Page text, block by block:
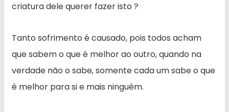
criatura dele querer fazer isto ?
Tanto sofrimento é causado, pois todos acham
que sabem o que é melhor ao outro, quando na
verdade não o sabe, somente cada um sabe o que
é melhor para si e mais ninguém.